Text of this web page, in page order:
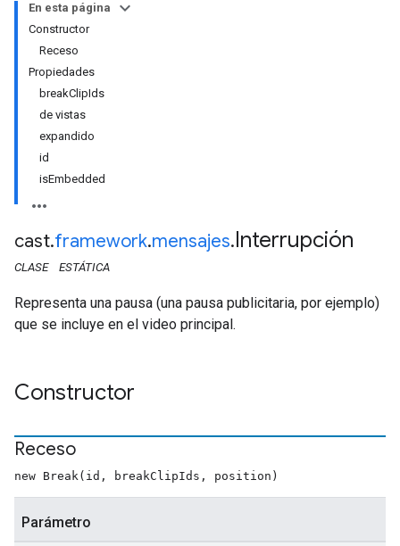
En esta página
Constructor
Receso
Propiedades
breakClipIds
de vistas
expandido
id
isEmbedded
cast.framework.mensajes.Interrupción
CLASE ESTÁTICA
Representa una pausa (una pausa publicitaria, por ejemplo)
que se incluye en el video principal.
Constructor
Receso
new Break(id, breakClipIds, position)
Parámetro